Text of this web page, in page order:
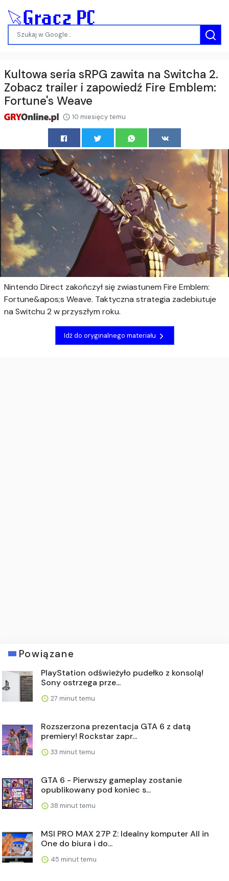
Kultowa seria sRPG zawita na Switcha 2.
Zobacz trailer i zapowiedź Fire Emblem:
Fortune's Weave
10 miesięcy temu
Nintendo Direct zakończył się zwiastunem Fire Emblem:
Fortune&apos;s Weave. Taktyczna strategia zadebiutuje
na Switchu 2 w przyszłym roku.
Idź do oryginalnego materiału
Powiązane
PlayStation odświeżyło pudełko z konsolą!
Sony ostrzega prze...
27 minut temu
Rozszerzona prezentacja GTA 6 z datą
premiery! Rockstar zapr...
33 minut temu
GTA 6 - Pierwszy gameplay zostanie
opublikowany pod koniec s...
38 minut temu
MSI PRO MAX 27P Z: Idealny komputer All in
One do biura i do...
45 minut temu